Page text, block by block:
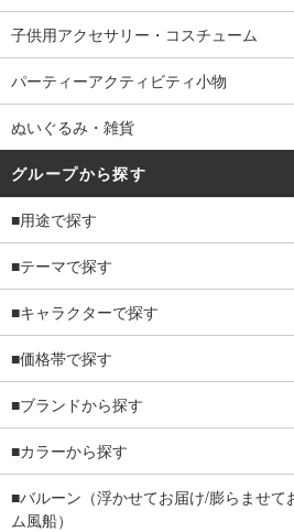
子供用アクセサリー・コスチューム
パーティーアクティビティ小物
ぬいぐるみ・雑貨
グループから探す
■用途で探す
■テーマで探す
■キャラクターで探す
■価格帯で探す
■ブランドから探す
■カラーから探す
■バルーン（浮かせてお届け/膨らませて
ム風船）